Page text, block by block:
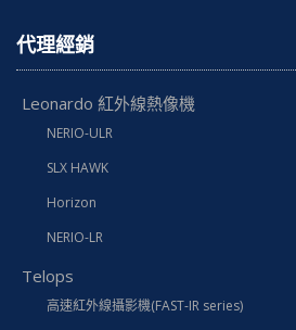
代理經銷
Leonardo 紅外線熱像機
NERIO-ULR
SLX HAWK
Horizon
NERIO-LR
Telops
高速紅外線攝影機(FAST-IR series)